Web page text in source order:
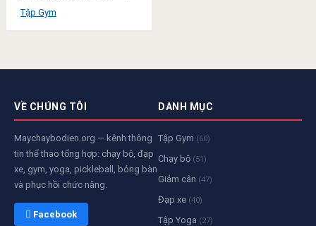
Tập Gym
VỀ CHÚNG TÔI
Maychaybodien.org — kênh thông
tin thể thao tổng hợp: chạy bộ, đạp
xe, gym, yoga, pickleball, bóng bàn
và phục hồi chức năng.
 Facebook
DANH MỤC
Tập Gym (60)
Chạy bộ (51)
Giảm cân (47)
Đạp xe (40)
Tập Yoga (27)